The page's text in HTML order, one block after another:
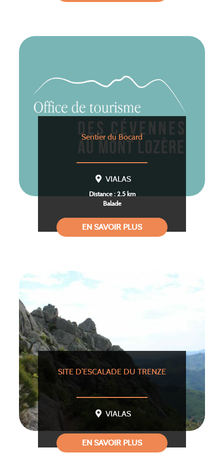
Sentier du Bocard
VIALAS
Distance : 2.5 km
Balade
EN SAVOIR PLUS
SITE D’ESCALADE DU TRENZE
VIALAS
EN SAVOIR PLUS